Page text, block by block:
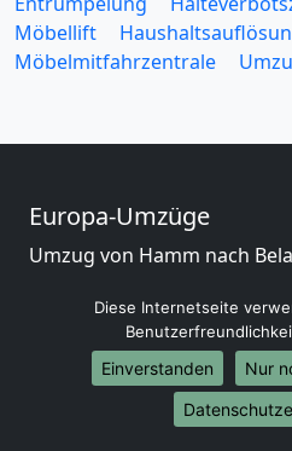
Möbellift
Möbelmitfahrzentrale
Europa-Umzüge
Umzug von Hamm nach
Umzug von Hamm nach
Umzug von Hamm nach
Umzug von Hamm nach
Umzug von Hamm nach
Umzug von Hamm nach
Diese Internetseite
Einverstanden
Nur